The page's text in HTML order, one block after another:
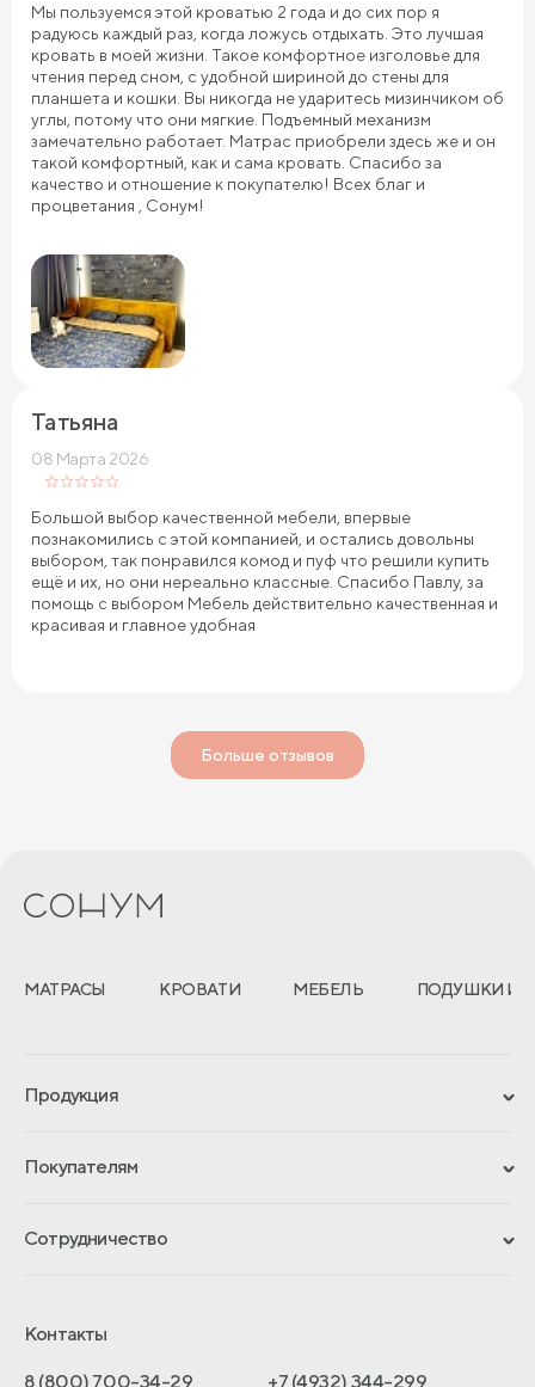
Мы пользуемся этой кроватью 2 года и до сих пор я
радуюсь каждый раз, когда ложусь отдыхать. Это лучшая
кровать в моей жизни. Такое комфортное изголовье для
чтения перед сном, с удобной шириной до стены для
планшета и кошки. Вы никогда не ударитесь мизинчиком об
углы, потому что они мягкие. Подъемный механизм
замечательно работает. Матрас приобрели здесь же и он
такой комфортный, как и сама кровать. Спасибо за
качество и отношение к покупателю! Всех благ и
процветания , Сонум!
Татьяна
08 Марта 2026
Большой выбор качественной мебели, впервые
познакомились с этой компанией, и остались довольны
выбором, так понравился комод и пуф что решили купить
ещё и их, но они нереально классные. Спасибо Павлу, за
помощь с выбором Мебель действительно качественная и
красивая и главное удобная
Больше отзывов
МАТРАСЫ КРОВАТИ МЕБЕЛЬ ПОДУШКИ И
Продукция
Гарантии
Отзывы покупателей
Покупателям
Обмен и возврат
Как оформить заказ
Адреса магазинов
Сотрудничество
Отельерам
Контакты
8 (800) 700-34-29
+7 (4932) 344-299